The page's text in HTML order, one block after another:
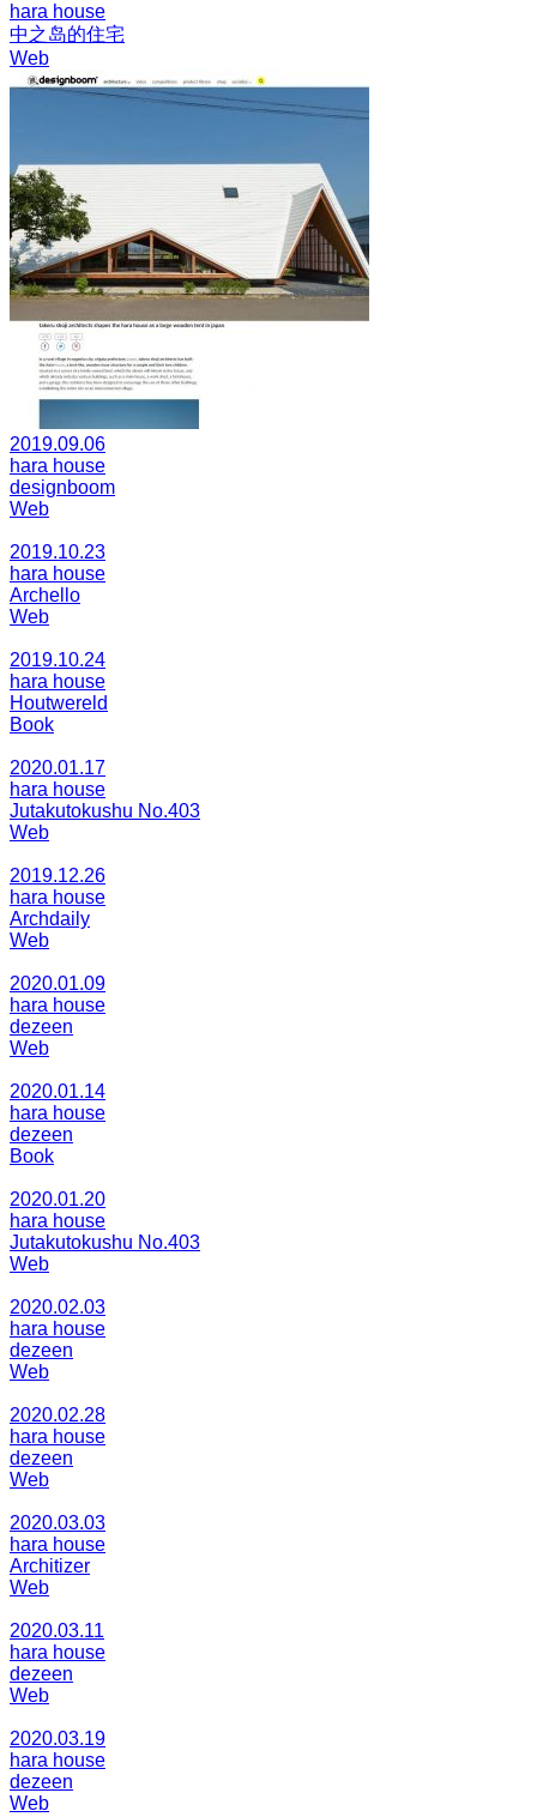
hara house
中之岛的住宅
Web
2019.09.06
hara house
designboom
Web
2019.10.23
hara house
Archello
Web
2019.10.24
hara house
Houtwereld
Book
2020.01.17
hara house
Jutakutokushu No.403
Web
2019.12.26
hara house
Archdaily
Web
2020.01.09
hara house
dezeen
Web
2020.01.14
hara house
dezeen
Book
2020.01.20
hara house
Jutakutokushu No.403
Web
2020.02.03
hara house
dezeen
Web
2020.02.28
hara house
dezeen
Web
2020.03.03
hara house
Architizer
Web
2020.03.11
hara house
dezeen
Web
2020.03.19
hara house
dezeen
Web